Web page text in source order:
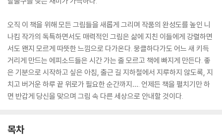
오직 이 책을 위해 모든 그림들을 새롭게 그리며 작품의 완성도를 높인 니
나킴 작가의 독특하면서도 매력적인 그림은 삶에 지친 이들에게 강렬하면
서도 왠지 모르게 따뜻한 느낌으로 다가온다. 뭉클하다가도 어느 새 키득
거리게 만드는 에피소드들은 시간 가는 줄 모르고 책에 빠지게 만든다. 좋
은 기분으로 시작하고 싶은 아침, 출근 길 지하철에서 지루하지 않도록, 지
치고 버거운 하루 끝 위로가 필요한 순간까지…. 언제든 책을 펼치기만 하
면 반갑게 당신을 맞으며 그림 속 다른 세상으로 안내할 것이다.
목차